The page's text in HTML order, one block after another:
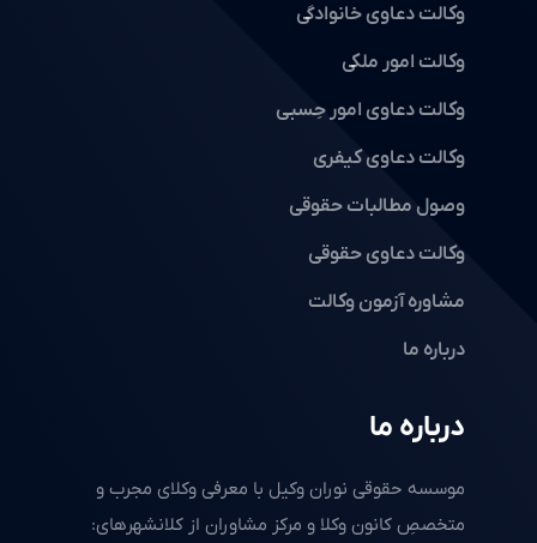
درباره ما
موسسه حقوقی نوران وکیل با معرفی وکلای مجرب و
متخصصِ کانون وکلا و مرکز مشاوران از کلانشهرهای:
وکالت دعاوی خانوادگی
وکالت امور ملکی
وکالت دعاوی امور حِسبی
وکالت دعاوی کیفری
وصول مطالبات حقوقی
وکالت دعاوی حقوقی
مشاوره آزمون وکالت
درباره ما